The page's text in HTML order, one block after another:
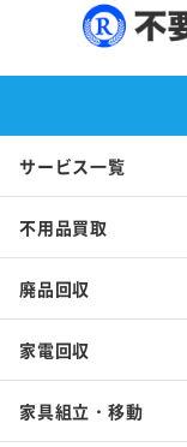
サービス一覧
不用品買取
廃品回収
家電回収
家具組立・移動